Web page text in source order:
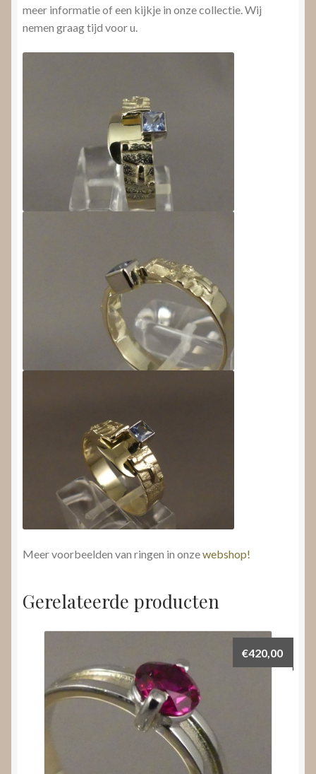
meer informatie of een kijkje in onze collectie. Wij
nemen graag tijd voor u.
Meer voorbeelden van ringen in onzewebshop!
Gerelateerde producten
€420,00